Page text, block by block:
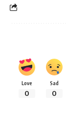
Love
0
Sad
0